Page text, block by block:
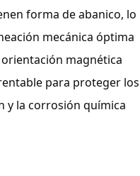
forma de abanico, lo
mecánica óptima
magnética
para proteger los
y la corrosión química